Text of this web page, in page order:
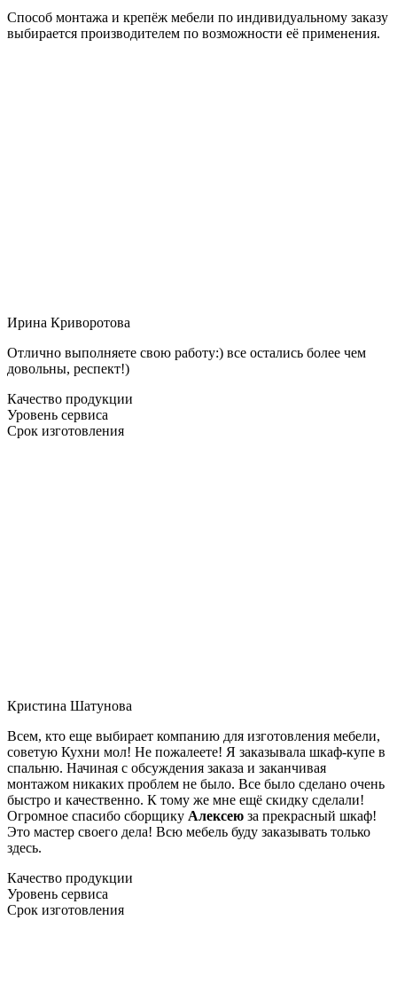
Способ монтажа и крепёж мебели по индивидуальному заказу
выбирается производителем по возможности её применения.
Ирина Криворотова
Отлично выполняете свою работу:) все остались более чем
довольны, респект!)
Качество продукции
Уровень сервиса
Срок изготовления
Кристина Шатунова
Всем, кто еще выбирает компанию для изготовления мебели,
советую Кухни мол! Не пожалеете! Я заказывала шкаф-купе в
спальню. Начиная с обсуждения заказа и заканчивая
монтажом никаких проблем не было. Все было сделано очень
быстро и качественно. К тому же мне ещё скидку сделали!
Огромное спасибо сборщику Алексею за прекрасный шкаф!
Это мастер своего дела! Всю мебель буду заказывать только
здесь.
Качество продукции
Уровень сервиса
Срок изготовления